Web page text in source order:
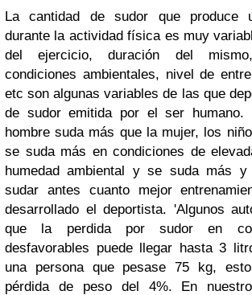
La cantidad de sudor que produce
durante la actividad física es muy
del ejercicio, duración del
condiciones ambientales, nivel de
etc son algunas variables de las que
de sudor emitida por el ser humano.
hombre suda más que la mujer, los
se suda más en condiciones de
humedad ambiental y se suda más
sudar antes cuanto mejor
desarrollado el deportista. 'Algunos
que la perdida por sudor en
desfavorables puede llegar hasta 3
una persona que pesase 75 kg,
pérdida de peso del 4%. En